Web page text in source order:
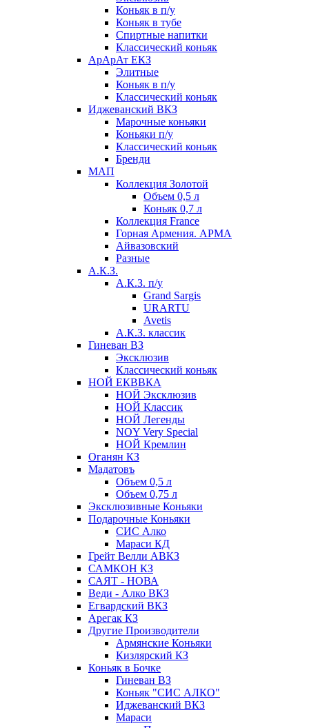
Коньяк в п/у
Коньяк в тубе
Спиртные напитки
Классический коньяк
АрАрАт ЕКЗ
Элитные
Коньяк в п/у
Классический коньяк
Иджеванский ВКЗ
Марочные коньяки
Коньяки п/у
Классический коньяк
Бренди
МАП
Коллекция Золотой
Объем 0,5 л
Коньяк 0,7 л
Коллекция France
Горная Армения. АРМА
Айвазовский
Разные
А.К.З.
А.К.З. п/у
Grand Sargis
URARTU
Avetis
А.К.З. классик
Гиневан ВЗ
Эксклюзив
Классический коньяк
НОЙ ЕКВВКА
НОЙ Эксклюзив
НОЙ Классик
НОЙ Легенды
NOY Very Speсial
НОЙ Кремлин
Оганян КЗ
Мадатовъ
Объем 0,5 л
Объем 0,75 л
Эксклюзивные Коньяки
Подарочные Коньяки
СИС Алко
Мараси КД
Грейт Велли АВКЗ
САМКОН КЗ
САЯТ - НОВА
Веди - Алко ВКЗ
Егвардский ВКЗ
Арегак КЗ
Другие Производители
Армянские Коньяки
Кизлярский КЗ
Коньяк в Бочке
Гиневан ВЗ
Коньяк "СИС АЛКО"
Иджеванский ВКЗ
Мараси